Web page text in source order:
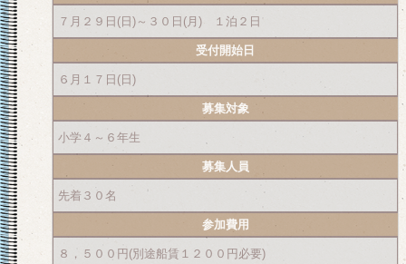
７月２９日(日)～３０日(月) １泊２日
受付開始日
６月１７日(日)
募集対象
小学４～６年生
募集人員
先着３０名
参加費用
８，５００円(別途船賃１２００円必要)